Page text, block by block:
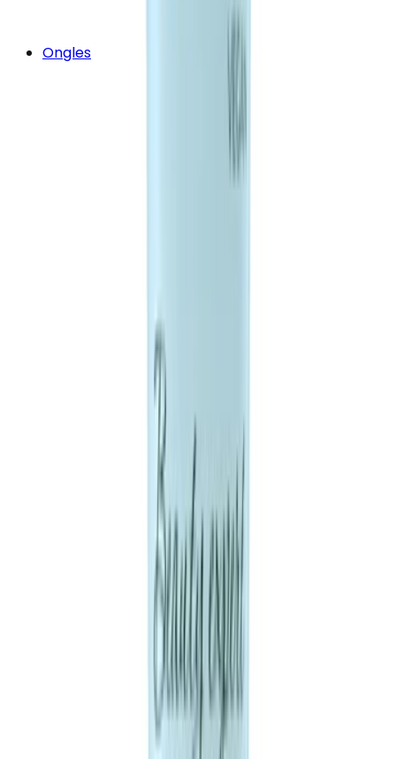
Ongles